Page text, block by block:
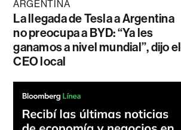
ARGENTINA
La llegada de Tesla a Argentina
no preocupa a BYD: “Ya les
ganamos a nivel mundial”, dijo el
CEO local